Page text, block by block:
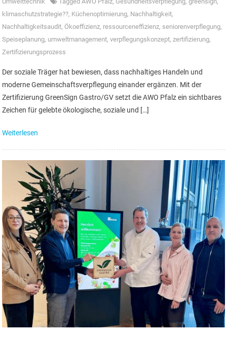
klimaschutzstrategie??, Küchenoptimierung, Nachhaltigkeit,
Nachhaltigkeitsaudit,Ökoeffizienz, ressourceneffizienz, seniorenverpflegung,
Speiseplanung, umweltmanagement,verpflegungskonzept,zertifizierung,
Zertifizierungsprozess
Der soziale Träger hat bewiesen, dass nachhaltiges Handeln und
moderne Gemeinschaftsverpflegung einander ergänzen. Mit der
Zertifizierung GreenSign Gastro/GV setzt die AWO Pfalz ein sichtbares
Zeichen für gelebte ökologische, soziale und […]
Weiterlesen